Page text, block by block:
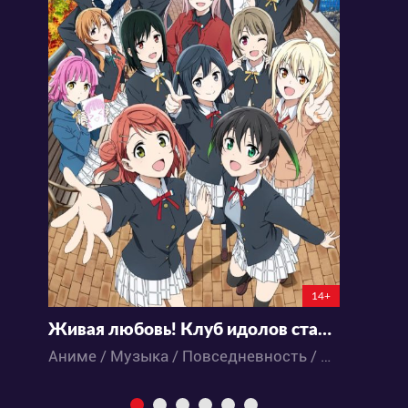
14+
Живая любовь! Клуб идолов старшей школы Нидзигасаки 2 Сезон
Аниме / Музыка / Повседневность / Школа